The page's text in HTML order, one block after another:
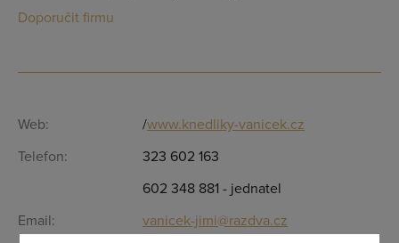
Doporučit firmu
Web: /www.knedliky-vanicek.cz
Telefon:
323 602 163
602 348 881 - jednatel
Email:
vanicek-jimi@razdva.cz
Přihlásit se